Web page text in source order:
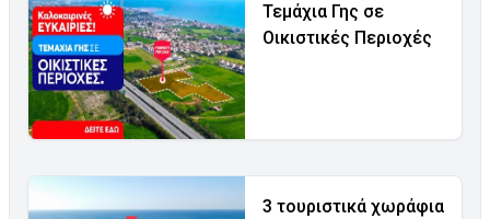
Τεμάχια Γης σε
Οικιστικές Περιοχές
3 τουριστικά χωράφια